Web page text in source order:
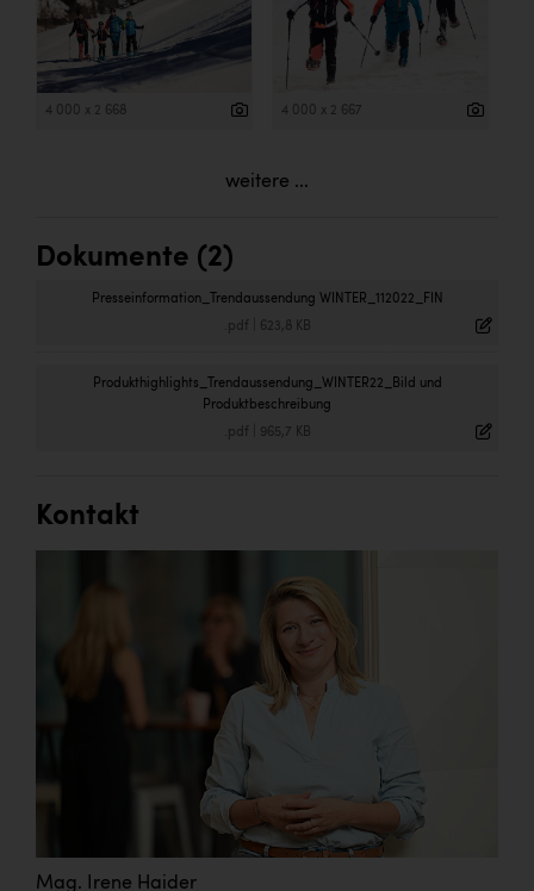
4 000 x 2 668 4 000 x 2 667
weitere ...
Dokumente (2)
Presseinformation_Trendaussendung WINTER_112022_FIN
.pdf 623,8 KB
Produkthighlights_Trendaussendung_WINTER22_Bild und
Produktbeschreibung
.pdf 965,7 KB
Kontakt
Mag. Irene Haider